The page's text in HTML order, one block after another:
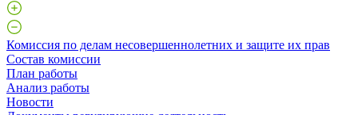
Комиссия по делам несовершеннолетних и защите их прав
Состав комиссии
План работы
Анализ работы
Новости